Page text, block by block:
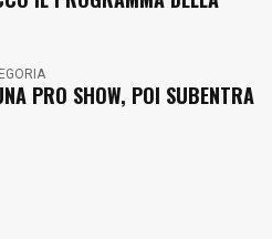
PRO SHOW, POI SUBENTRA